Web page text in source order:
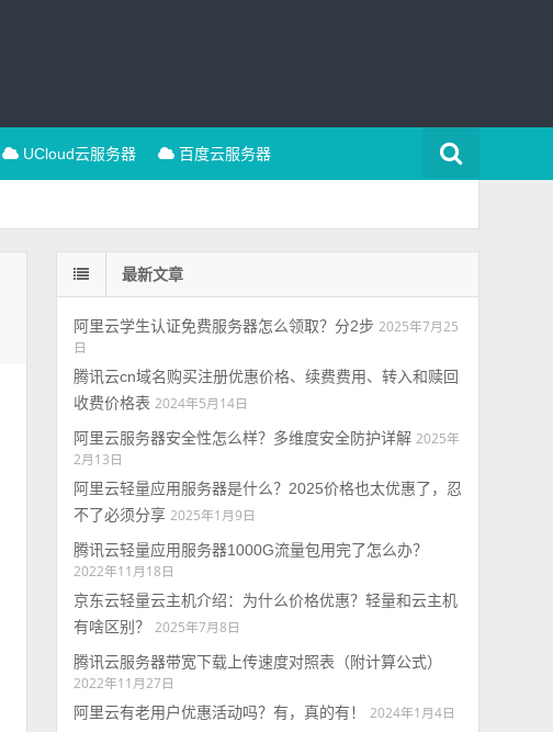
UCloud云服务器 百度云服务器
最新文章
阿里云学生认证免费服务器怎么领取？分2步 2025年7月25
日
腾讯云cn域名购买注册优惠价格、续费费用、转入和赎回
收费价格表 2024年5月14日
阿里云服务器安全性怎么样？多维度安全防护详解 2025年
2月13日
阿里云轻量应用服务器是什么？2025价格也太优惠了，忍
不了必须分享 2025年1月9日
腾讯云轻量应用服务器1000G流量包用完了怎么办？
2022年11月18日
京东云轻量云主机介绍：为什么价格优惠？轻量和云主机
有啥区别？
2025年7月8日
腾讯云服务器带宽下载上传速度对照表（附计算公式）
2022年11月27日
阿里云有老用户优惠活动吗？有，真的有！
2024年1月4日